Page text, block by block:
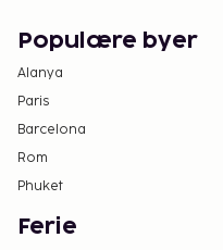
Populære byer
Alanya
Paris
Barcelona
Rom
Phuket
Ferie